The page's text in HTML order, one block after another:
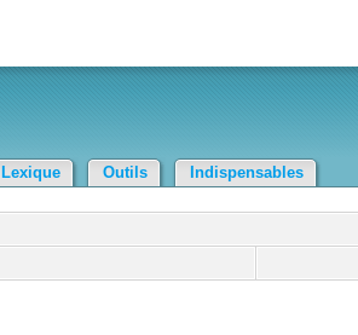
Lexique Outils Indispensables